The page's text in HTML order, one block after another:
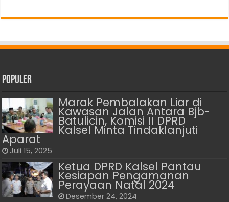
Populer
Marak Pembalakan Liar di
Kawasan Jalan Antara Bjb-
Batulicin, ‎Komisi II DPRD
Kalsel Minta Tindaklanjuti
Aparat
Juli 15, 2025
Ketua DPRD Kalsel Pantau
Kesiapan Pengamanan
Perayaan Natal 2024
Desember 24, 2024